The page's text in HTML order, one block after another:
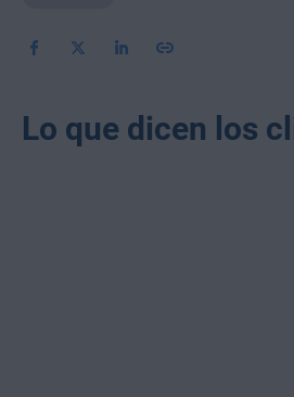
Lo que dicen los